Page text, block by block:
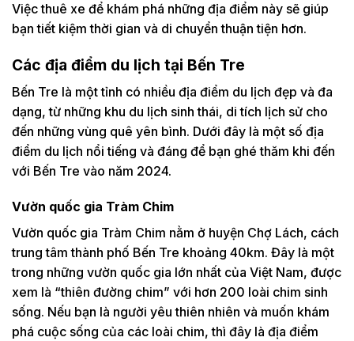
Việc thuê xe để khám phá những địa điểm này sẽ giúp
bạn tiết kiệm thời gian và di chuyển thuận tiện hơn.
Các địa điểm du lịch tại Bến Tre
Bến Tre là một tỉnh có nhiều địa điểm du lịch đẹp và đa
dạng, từ những khu du lịch sinh thái, di tích lịch sử cho
đến những vùng quê yên bình. Dưới đây là một số địa
điểm du lịch nổi tiếng và đáng để bạn ghé thăm khi đến
với Bến Tre vào năm 2024.
Vườn quốc gia Tràm Chim
Vườn quốc gia Tràm Chim nằm ở huyện Chợ Lách, cách
trung tâm thành phố Bến Tre khoảng 40km. Đây là một
trong những vườn quốc gia lớn nhất của Việt Nam, được
xem là “thiên đường chim” với hơn 200 loài chim sinh
sống. Nếu bạn là người yêu thiên nhiên và muốn khám
phá cuộc sống của các loài chim, thì đây là địa điểm